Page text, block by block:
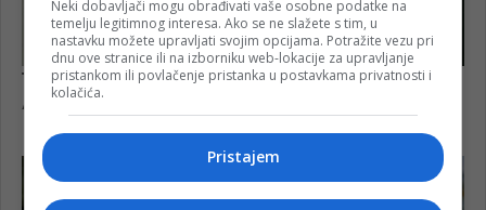
Neki dobavljači mogu obrađivati vaše osobne podatke na
temelju legitimnog interesa. Ako se ne slažete s tim, u
nastavku možete upravljati svojim opcijama. Potražite vezu pri
dnu ove stranice ili na izborniku web-lokacije za upravljanje
pristankom ili povlačenje pristanka u postavkama privatnosti i
kolačića.
Pristajem